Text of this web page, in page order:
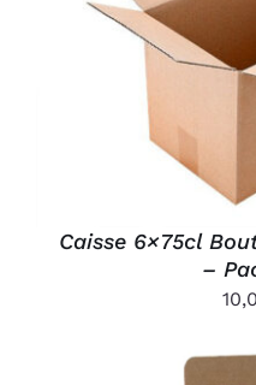
AJOUTER
Caisse 6×75cl
–